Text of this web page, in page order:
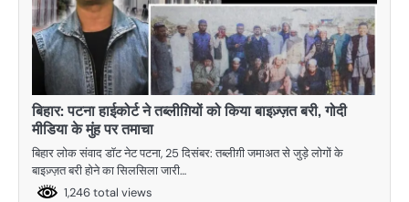
बिहार: पटना हाईकोर्ट ने तब्लीग़ियों को किया बाइज़्ज़त बरी, गोदी
मीडिया के मुंह पर तमाचा
बिहार लोक संवाद डाॅट नेट पटना, 25 दिसंबर: तब्लीग़ी जमाअत से जुड़े लोगों के
बाइज़्ज़त बरी होने का सिलसिला जारी…
1,246 total views